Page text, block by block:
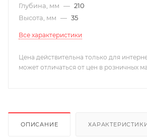
Глубина, мм — 210
Высота, мм — 35
Все характеристики
Цена действительна только для
может отличаться от цен в розничных
ОПИСАНИЕ